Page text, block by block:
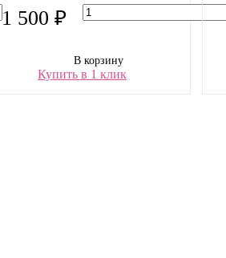
1 500 ₽
В корзину
Купить в 1 клик